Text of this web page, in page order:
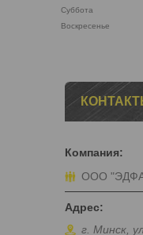
Суббота
Воскресенье
ООО
г. Минск,